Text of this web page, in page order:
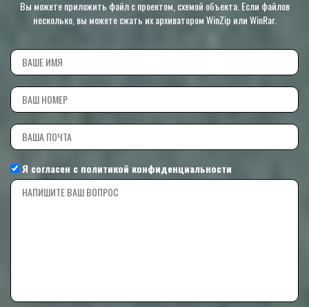
Вы можете приложить файл с проектом, схемой объекта. Если файлов
несколько, вы можете сжать их архиватором WinZip или WinRar.
Я согласен с политикой конфиденциальности